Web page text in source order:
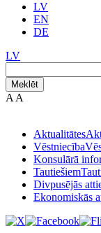
LV
EN
DE
LV
Meklēt
A A
Aktualitātes
Vēstniecība
Konsulārā
Tautiešiem
Divpusējās
Ekonomiskās